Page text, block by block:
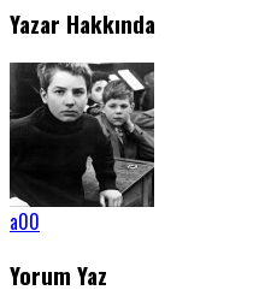
Yazar Hakkında
a00
Yorum Yaz